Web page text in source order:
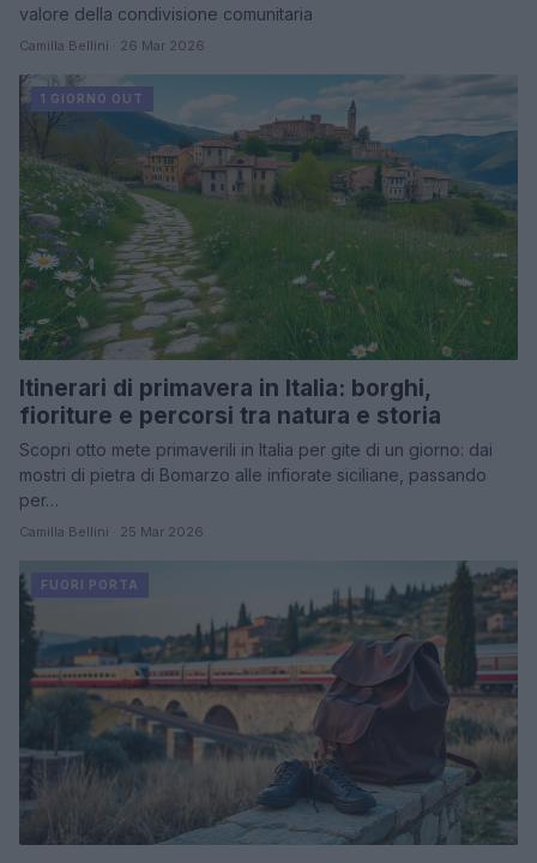
valore della condivisione comunitaria
Camilla Bellini · 26 Mar 2026
1 GIORNO OUT
Itinerari di primavera in Italia: borghi,
fioriture e percorsi tra natura e storia
Scopri otto mete primaverili in Italia per gite di un giorno: dai
mostri di pietra di Bomarzo alle infiorate siciliane, passando
per…
Camilla Bellini · 25 Mar 2026
FUORI PORTA